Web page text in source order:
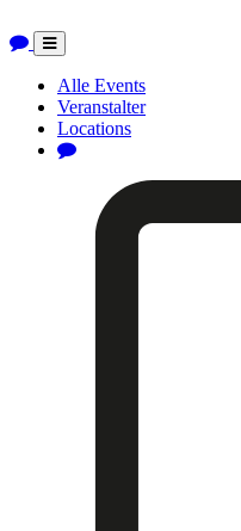
Toggle
navigation
Alle Events
Veranstalter
Locations